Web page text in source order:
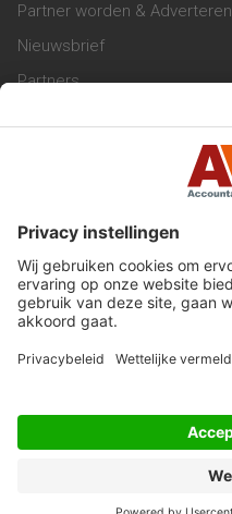
Partner worden & Adverteren
Nieuwsbrief
Partners
Werken bij ons
Privacy Statement
Algemene Voorwaarden
Privacyinstellingen